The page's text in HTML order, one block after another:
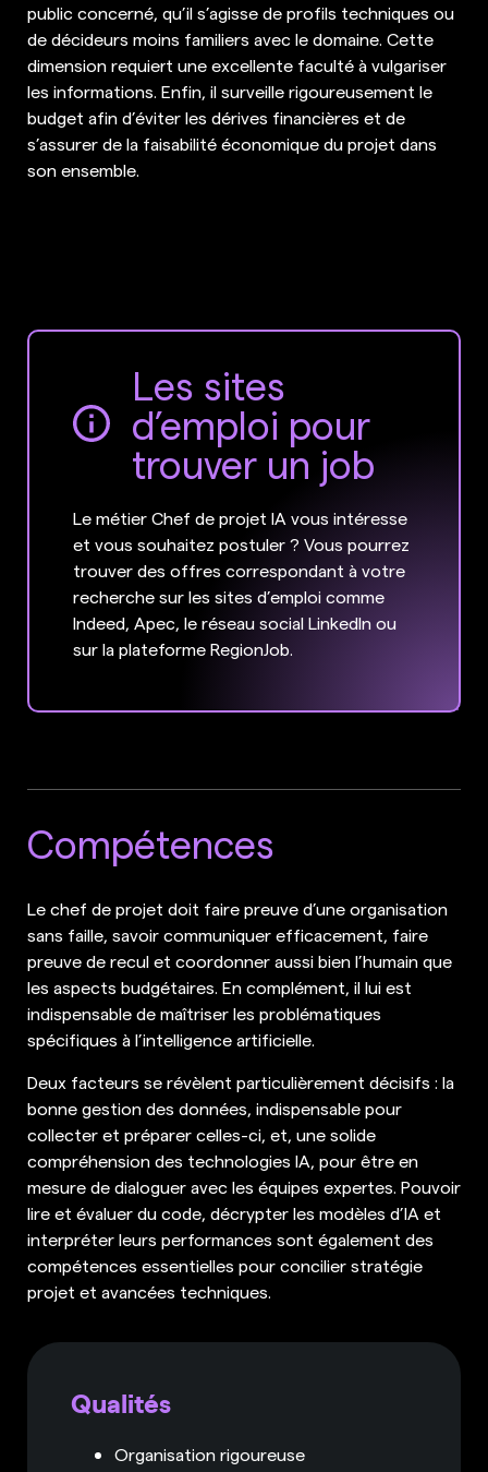
public concerné, qu’il s’agisse de profils techniques ou
de décideurs moins familiers avec le domaine. Cette
dimension requiert une excellente faculté à vulgariser
les informations. Enfin, il surveille rigoureusement le
budget afin d’éviter les dérives financières et de
s’assurer de la faisabilité économique du projet dans
son ensemble.
Les sites
d’emploi pour
trouver un job
Le métier Chef de projet IA vous intéresse
et vous souhaitez postuler ? Vous pourrez
trouver des offres correspondant à votre
recherche sur les sites d’emploi comme
Indeed, Apec, le réseau social LinkedIn ou
sur la plateforme RegionJob.
Compétences
Le chef de projet doit faire preuve d’une organisation
sans faille, savoir communiquer efficacement, faire
preuve de recul et coordonner aussi bien l’humain que
les aspects budgétaires. En complément, il lui est
indispensable de maîtriser les problématiques
spécifiques à l’intelligence artificielle.
Deux facteurs se révèlent particulièrement décisifs : la
bonne gestion des données, indispensable pour
collecter et préparer celles-ci, et, une solide
compréhension des technologies IA, pour être en
mesure de dialoguer avec les équipes expertes. Pouvoir
lire et évaluer du code, décrypter les modèles d’IA et
interpréter leurs performances sont également des
compétences essentielles pour concilier stratégie
projet et avancées techniques.
Qualités
Organisation rigoureuse